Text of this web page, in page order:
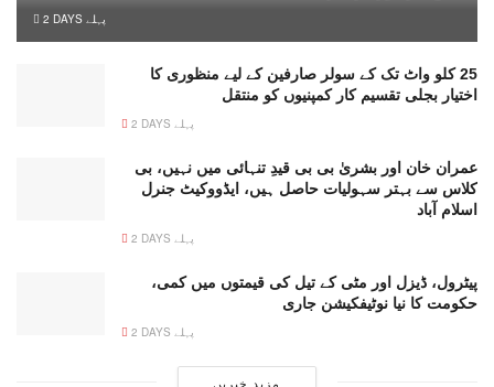
2 DAYS پہلے
25 کلو واٹ تک کے سولر صارفین کے لیے منظوری کا
اختیار بجلی تقسیم کار کمپنیوں کو منتقل
2 DAYS پہلے
عمران خان اور بشریٰ بی بی قیدِ تنہائی میں نہیں، بی
کلاس سے بہتر سہولیات حاصل ہیں، ایڈووکیٹ جنرل
اسلام آباد
2 DAYS پہلے
پیٹرول، ڈیزل اور مٹی کے تیل کی قیمتوں میں کمی،
حکومت کا نیا نوٹیفکیشن جاری
2 DAYS پہلے
مزید خبریں